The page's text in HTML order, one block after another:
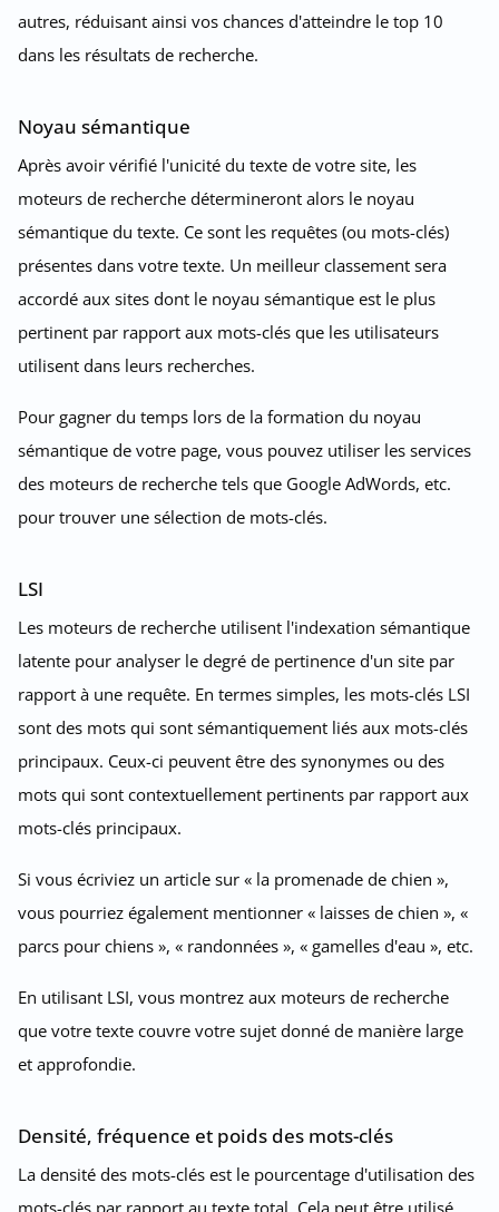
autres, réduisant ainsi vos chances d'atteindre le top 10
dans les résultats de recherche.
Noyau sémantique
Après avoir vérifié l'unicité du texte de votre site, les
moteurs de recherche détermineront alors le noyau
sémantique du texte. Ce sont les requêtes (ou mots-clés)
présentes dans votre texte. Un meilleur classement sera
accordé aux sites dont le noyau sémantique est le plus
pertinent par rapport aux mots-clés que les utilisateurs
utilisent dans leurs recherches.
Pour gagner du temps lors de la formation du noyau
sémantique de votre page, vous pouvez utiliser les services
des moteurs de recherche tels que Google AdWords, etc.
pour trouver une sélection de mots-clés.
LSI
Les moteurs de recherche utilisent l'indexation sémantique
latente pour analyser le degré de pertinence d'un site par
rapport à une requête. En termes simples, les mots-clés LSI
sont des mots qui sont sémantiquement liés aux mots-clés
principaux. Ceux-ci peuvent être des synonymes ou des
mots qui sont contextuellement pertinents par rapport aux
mots-clés principaux.
Si vous écriviez un article sur « la promenade de chien »,
vous pourriez également mentionner « laisses de chien », «
parcs pour chiens », « randonnées », « gamelles d'eau », etc.
En utilisant LSI, vous montrez aux moteurs de recherche
que votre texte couvre votre sujet donné de manière large
et approfondie.
Densité, fréquence et poids des mots-clés
La densité des mots-clés est le pourcentage d'utilisation des
mots-clés par rapport au texte total. Cela peut être utilisé